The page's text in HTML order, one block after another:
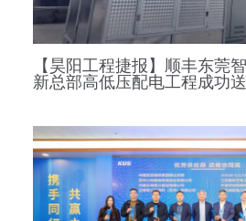
【昊阳工程捷报】顺丰东莞
新总部高低压配电工程成功送